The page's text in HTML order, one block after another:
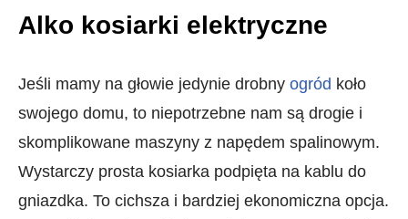
Alko kosiarki elektryczne
Jeśli mamy na głowie jedynie drobny ogród koło
swojego domu, to niepotrzebne nam są drogie i
skomplikowane maszyny z napędem spalinowym.
Wystarczy prosta kosiarka podpięta na kablu do
gniazdka. To cichsza i bardziej ekonomiczna opcja.